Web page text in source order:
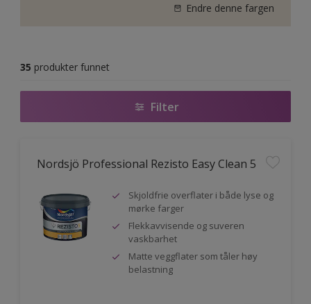
Endre denne fargen
35 produkter funnet
Filter
Nordsjö Professional Rezisto Easy Clean 5
Skjoldfrie overflater i både lyse og
mørke farger
Flekkavvisende og suveren
vaskbarhet
Matte veggflater som tåler høy
belastning